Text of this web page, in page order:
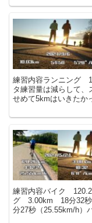
練習内容ランニング
タ練習量は減らして
せめて5kmはいきたか
練習内容バイク
グ 3.00km 18分32秒
分27秒（25.55km/h）